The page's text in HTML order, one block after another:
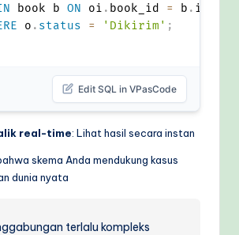
book b ON oi . book_id = b .
o . status = 'Dikirim' ;
Edit SQL in VPasCode
real-time: Lihat hasil secara instan
skema Anda mendukung kasus
dunia nyata
terlalu kompleks